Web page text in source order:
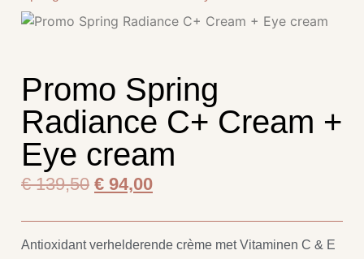
Promo Spring
Radiance C+ Cream +
Eye cream
€139,50 € 94,00
Antioxidant verhelderende crème met Vitaminen C & E